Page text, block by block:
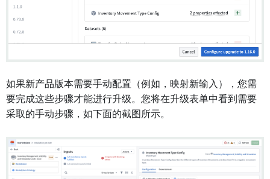
如果新产品版本需要手动配置（例如，映射新输入），您需
要完成这些步骤才能进行升级。您将在升级表单中看到需要
采取的手动步骤，如下面的截图所示。